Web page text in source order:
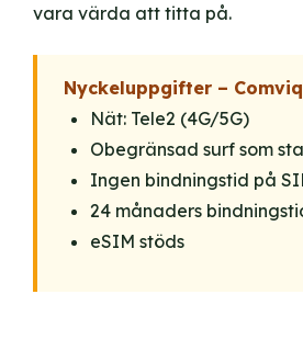
vara värda att titta på.
Nyckeluppgifter – Comviq
Nät: Tele2 (4G/5G)
Obegränsad surf som
Ingen bindningstid på
24 månaders
eSIM stöds